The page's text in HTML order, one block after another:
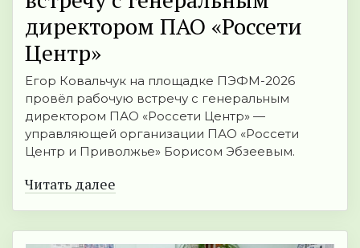
директором ПАО «Россети
Центр»
Егор Ковальчук на площадке ПЭФМ-2026
провёл рабочую встречу с генеральным
директором ПАО «Россети Центр» —
управляющей организации ПАО «Россети
Центр и Приволжье» Борисом Эбзеевым.
Читать далее